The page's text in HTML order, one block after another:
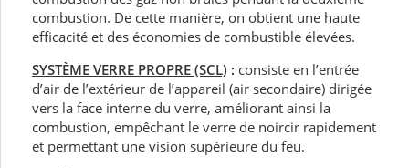
combustion. De cette manière, on obtient une haute
efficacité et des économies de combustible élevées.
SYSTÈME VERRE PROPRE (SCL) : consiste en l’entrée
d’air de l’extérieur de l’appareil (air secondaire) dirigée
vers la face interne du verre, améliorant ainsi la
combustion, empêchant le verre de noircir rapidement
et permettant une vision supérieure du feu.